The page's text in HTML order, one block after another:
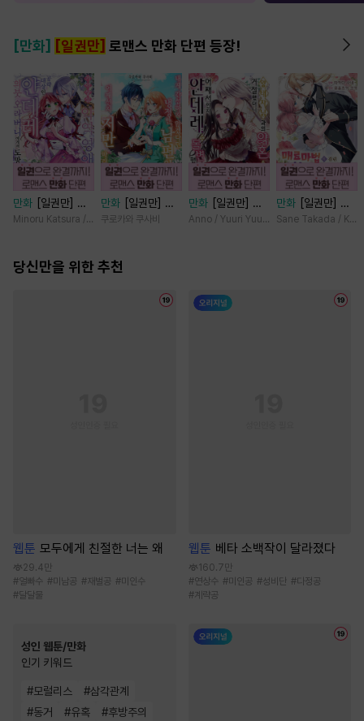
[만화] [일권만] 로맨스 만화 단편 등장!
만화
[일권만] 기
억상실 악역 영애
니에게서 도망칠
Minoru Katsura / Mizune
만화
[일권만] 내
게 간섭하지 않겠
바라봅니다 [단행
쿠로카와 쿠사비
만화
[일권만] 왕
태자님과의 약혼을
Anno / Yuuri Yuudachi
만화
[일권만] 매
료 마법에 걸린 척
Sane Takada /
당신만을 위한 추천
웹툰 모두에게 친절한 너는 왜
29.4만
#얼빠수 #미남공 # 재벌공 #미인수
#달달물
성인 웹툰/만화
인기 키워드
#모럴리스 #삼각관계
#동거 #유혹 #후방주의
웹툰 베타 소백작이 달라졌다
160.7만
#연상수 #미인공 #성비단 #다정공
#계략공